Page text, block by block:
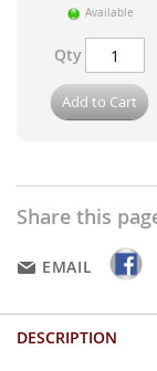
Available
Qty
Add to Cart
Share this
EMAIL
DESCRIPTION